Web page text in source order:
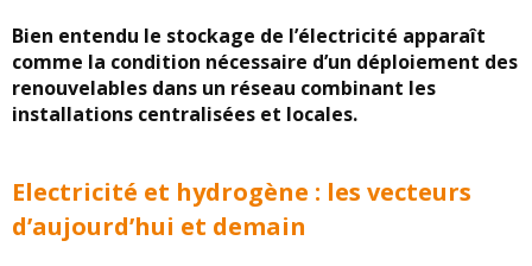
Bien entendu le stockage de l’électricité apparaît
comme la condition nécessaire d’un déploiement des
renouvelables dans un réseau combinant les
installations centralisées et locales.
Electricité et hydrogène : les vecteurs
d’aujourd’hui et demain